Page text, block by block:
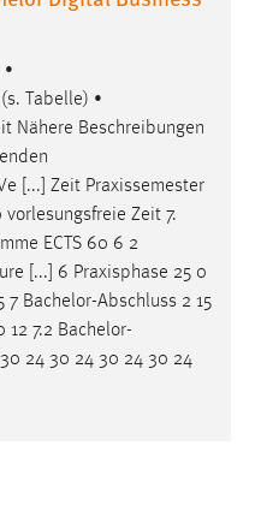
Tabelle) •
Nähere Beschreibungen
[...] Zeit Praxissemester
Zeit 7.
ECTS 60 6 2
[...] 6 Praxisphase 25 0
7 Bachelor-Abschluss 2 15
12 7.2 Bachelor-
24 30 24 30 24 30 24